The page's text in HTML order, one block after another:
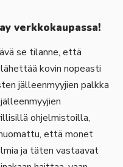
verkkokaupassa!
se tilanne, että
kovin nopeasti
jälleenmyyjien palkka
ohjelmistoilla,
että monet
ja täten vastaavat